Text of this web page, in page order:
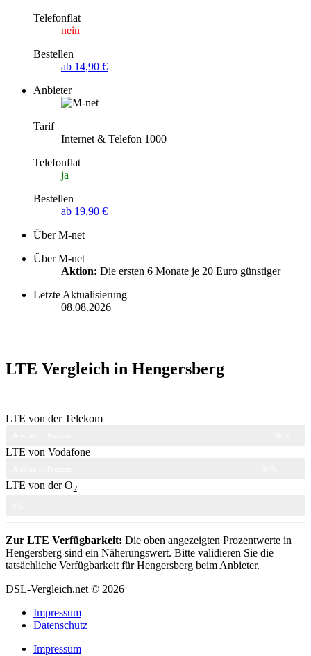
Telefonflat
nein
Bestellen
ab 14,90 €
Anbieter
Tarif
Internet & Telefon 1000
Telefonflat
ja
Bestellen
ab 19,90 €
Über M-net
Über M-net
Aktion: Die ersten 6 Monate je 20 Euro günstiger
Letzte Aktualisierung
08.08.2026
LTE Vergleich in Hengersberg
LTE von der Telekom
LTE von Vodafone
LTE von der O2
Zur LTE Verfügbarkeit: Die oben angezeigten Prozentwerte in
Hengersberg sind ein Näherungswert. Bitte validieren Sie die
tatsächliche Verfügbarkeit für Hengersberg beim Anbieter.
DSL-Vergleich.net © 2026
Impressum
Datenschutz
Impressum